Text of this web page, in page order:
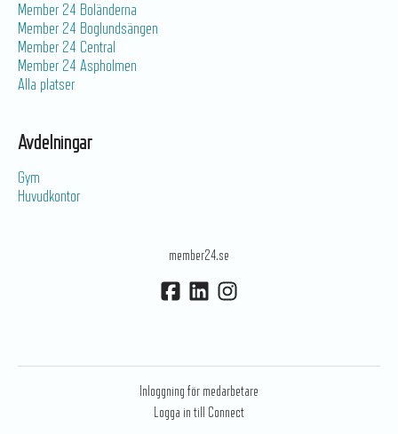
Member 24 Boländerna
Member 24 Boglundsängen
Member 24 Central
Member 24 Aspholmen
Alla platser
Avdelningar
Gym
Huvudkontor
member24.se
Inloggning för medarbetare
Logga in till Connect